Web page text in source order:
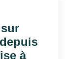
depuis
à